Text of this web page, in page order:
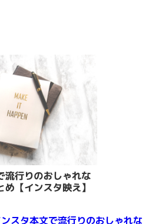
スタ本文で流行りのおしゃれな